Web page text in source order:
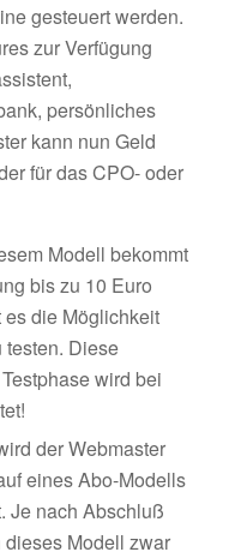
gesteuert werden.
zur Verfügung
persönliches
kann nun Geld
für das CPO- oder
Modell bekommt
bis zu 10 Euro
die Möglichkeit
testen. Diese
wird bei
der Webmaster
eines Abo-Modells
Je nach Abschluß
Modell zwar